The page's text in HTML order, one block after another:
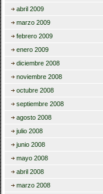
abril 2009
marzo 2009
febrero 2009
enero 2009
diciembre 2008
noviembre 2008
octubre 2008
septiembre 2008
agosto 2008
julio 2008
junio 2008
mayo 2008
abril 2008
marzo 2008